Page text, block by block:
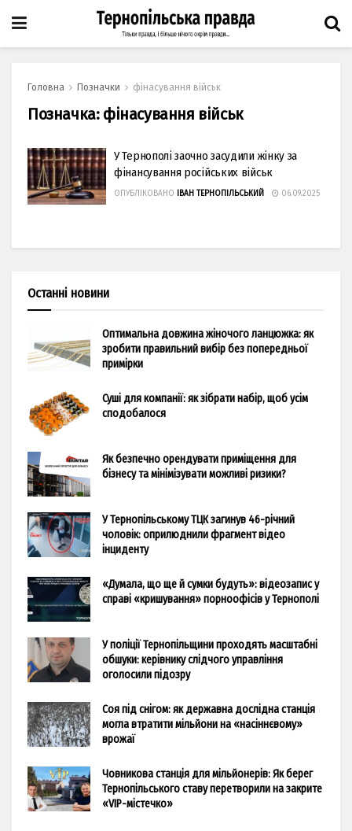
Головна Позначки фінасування військ
Позначка: фінасування військ
У Тернополі заочно засудили жінку за
фінансування російських військ
ОПУБЛІКОВАНО ІВАН ТЕРНОПІЛЬСЬКИЙ 06.09.2025
Останні новини
Оптимальна довжина жіночого ланцюжка: як
зробити правильний вибір без попередньої
примірки
Суші для компанії: як зібрати набір, щоб усім
сподобалося
Як безпечно орендувати приміщення для
бізнесу та мінімізувати можливі ризики?
У Тернопільському ТЦК загинув 46-річний
чоловік: оприлюднили фрагмент відео
інциденту
«Думала, що ще й сумки будуть»: відеозапис у
справі «кришування» порноофісів у Тернополі
У поліції Тернопільщини проходять масштабні
обшуки: керівнику слідчого управління
оголосили підозру
Соя під снігом: як державна дослідна станція
могла втратити мільйони на «насіннєвому»
врожаї
Човникова станція для мільйонерів: Як берег
Тернопільського ставу перетворили на закрите
«VIP-містечко»